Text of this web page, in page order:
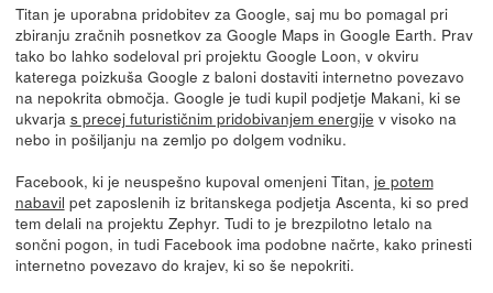
Titan je uporabna pridobitev za Google, saj mu bo pomagal pri
zbiranju zračnih posnetkov za Google Maps in Google Earth. Prav
tako bo lahko sodeloval pri projektu Google Loon, v okviru
katerega poizkuša Google z baloni dostaviti internetno povezavo
na nepokrita območja. Google je tudi kupil podjetje Makani, ki se
ukvarja s precej futurističnim pridobivanjem energije v visoko na
nebo in pošiljanju na zemljo po dolgem vodniku.
Facebook, ki je neuspešno kupoval omenjeni Titan, je potem
nabavil pet zaposlenih iz britanskega podjetja Ascenta, ki so pred
tem delali na projektu Zephyr. Tudi to je brezpilotno letalo na
sončni pogon, in tudi Facebook ima podobne načrte, kako prinesti
internetno povezavo do krajev, ki so še nepokriti.